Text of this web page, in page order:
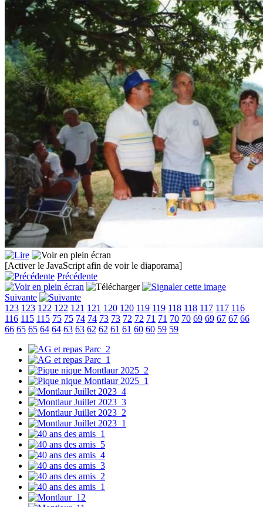
[Activer le JavaScript afin de voir le diaporama]
Précédente
Suivante
123 123 122 122 121 121 120 120 119 119 118 118 117 117 116
116 115 115 75 75 74 74 73 73 72 72 71 71 70 70 69 69 67 67 66
66 65 65 64 64 63 63 62 62 61 61 60 60 59 59